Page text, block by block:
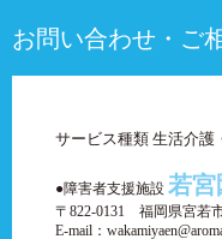
お問い合わせ・ご
サービス種類 生活介護
●障害者支援施設 若宮
〒822-0131 福岡県宮若
E-mail：